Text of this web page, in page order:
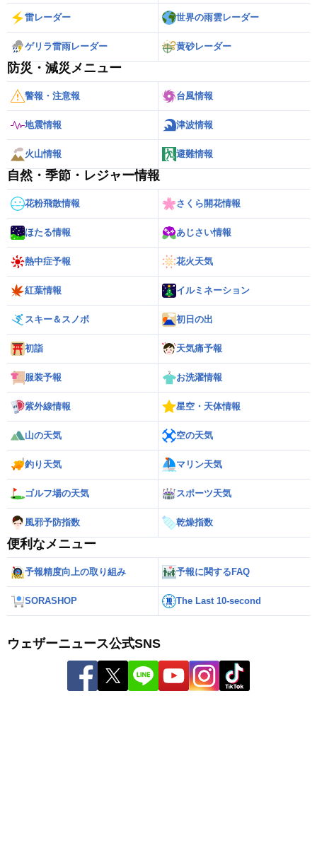
雷レーダー 世界の雨雲レーダー
ゲリラ雷雨レーダー 黄砂レーダー
防災・減災メニュー
警報・注意報 台風情報
地震情報 津波情報
火山情報 避難情報
自然・季節・レジャー情報
花粉飛散情報 さくら開花情報
ほたる情報 あじさい情報
熱中症予報 花火天気
紅葉情報 イルミネーション
スキー＆スノボ 初日の出
初詣 天気痛予報
服装予報 お洗濯情報
紫外線情報 星空・天体情報
山の天気 空の天気
釣り天気 マリン天気
ゴルフ場の天気 スポーツ天気
風邪予防指数 乾燥指数
便利なメニュー
予報精度向上の取り組み 予報に関するFAQ
SORASHOP The Last 10-second
ウェザーニュース公式SNS